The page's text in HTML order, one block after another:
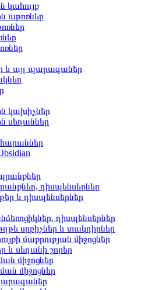
կահույք
աթոռներ
այլ պարագաներ
կախիչներ
սեղաններ
դիսպենսերներ
և դիսպենսերներ
դիսպենսերներ
սրբիչներ և տակդիրներ
մաքրության միջոցներ
և սեղանի շորեր
միջոցներ
միջոցներ